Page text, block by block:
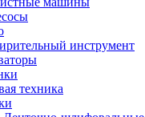
инструмент
техника